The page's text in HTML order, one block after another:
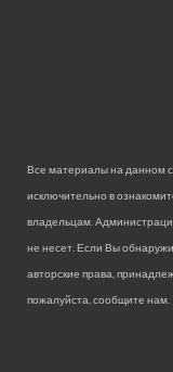
Все материалы на данном
исключительно в
владельцам.
не несет. Если Вы
авторские права,
пожалуйста, сообщите нам.